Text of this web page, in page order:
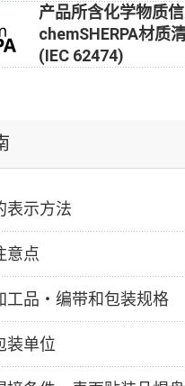
产品所含化学物质
chemSHERPA材质
(IEC 62474)
表示方法
意点
工品・编带和包装规格
装单位